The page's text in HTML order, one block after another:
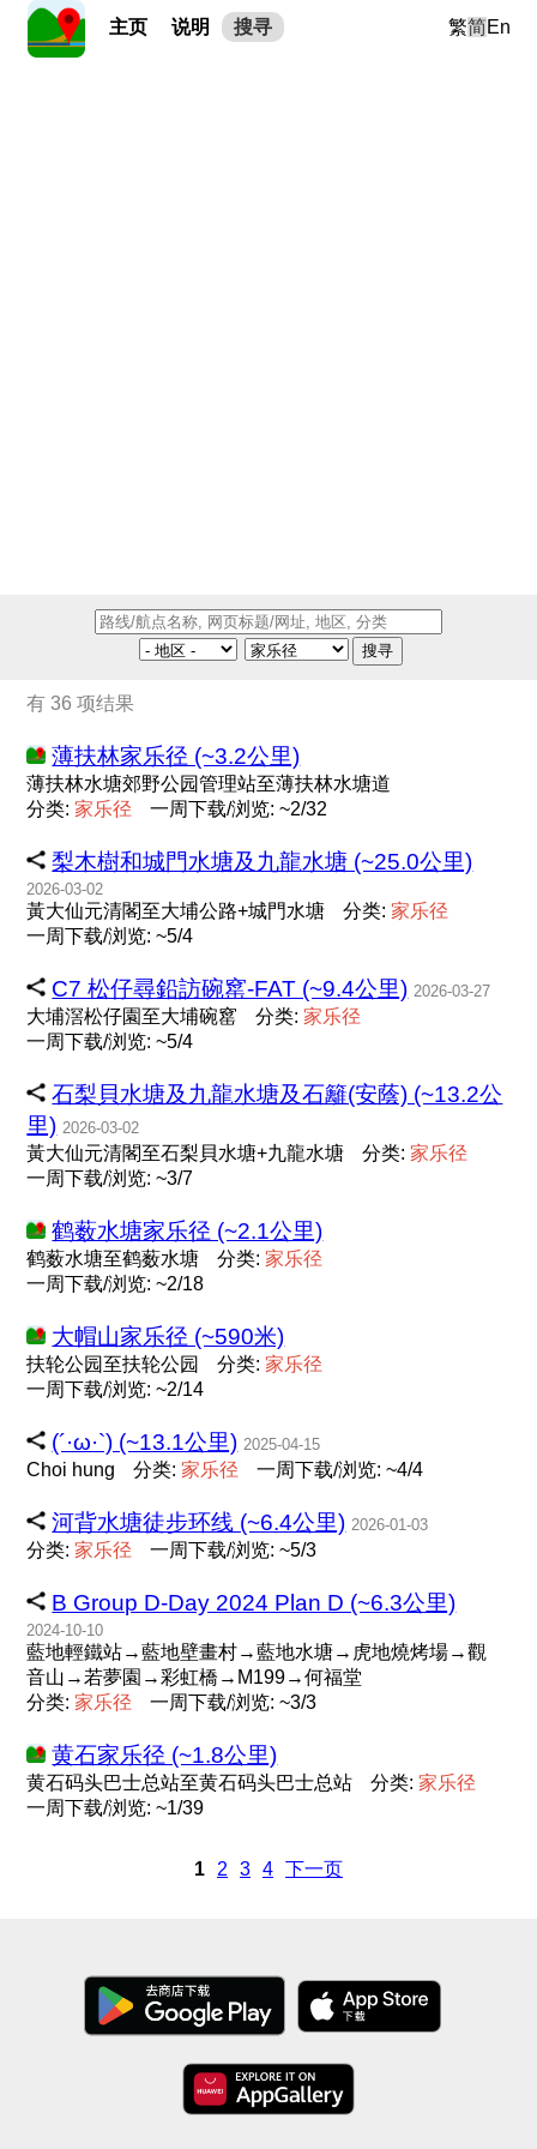
主页 说明 搜寻 繁简En
搜寻
有 36 项结果
薄扶林家乐径 (~3.2公里)
薄扶林水塘郊野公园管理站至薄扶林水塘道
分类:家乐径 一周下载/浏览: ~2/32
梨木樹和城門水塘及九龍水塘 (~25.0公里)
2026-03-02
黃大仙元清閣至大埔公路+城門水塘 分类:家乐径
一周下载/浏览: ~5/4
C7 松仔尋鉛訪碗窰-FAT (~9.4公里) 2026-03-27
大埔滘松仔園至大埔碗窰 分类:家乐径
一周下载/浏览: ~5/4
石梨貝水塘及九龍水塘及石籬(安蔭) (~13.2公
里) 2026-03-02
黃大仙元清閣至石梨貝水塘+九龍水塘 分类:家乐径
一周下载/浏览: ~3/7
鹤薮水塘家乐径 (~2.1公里)
鹤薮水塘至鹤薮水塘 分类:家乐径
一周下载/浏览: ~2/18
大帽山家乐径 (~590米)
扶轮公园至扶轮公园 分类:家乐径
一周下载/浏览: ~2/14
(´·ω·`) (~13.1公里) 2025-04-15
Choi hung 分类:家乐径 一周下载/浏览: ~4/4
河背水塘徒步环线 (~6.4公里) 2026-01-03
分类:家乐径 一周下载/浏览: ~5/3
B Group D-Day 2024 Plan D (~6.3公里)
2024-10-10
藍地輕鐵站→藍地壁畫村→藍地水塘→虎地燒烤場→觀
音山→若夢園→彩虹橋→M199→何福堂
分类:家乐径 一周下载/浏览: ~3/3
黄石家乐径 (~1.8公里)
黄石码头巴士总站至黄石码头巴士总站 分类:家乐径
一周下载/浏览: ~1/39
1 2 3 4 下一页